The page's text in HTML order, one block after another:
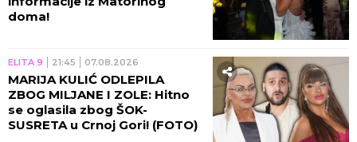
doma!
ELITA 9 21:45 07.08.2026
MARIJA KULIĆ ODLEPILA
ZBOG MILJANE I ZOLE: Hitno
se oglasila zbog ŠOK-
SUSRETA u Crnoj Gori! (FOTO)